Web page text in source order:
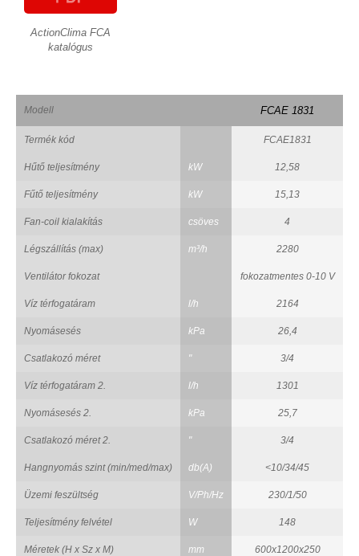
ActionClima FCA
katalógus
Modell FCAE 1831
Termék kód FCAE1831
Hűtő teljesítmény kW 12,58
Fűtő teljesítmény kW 15,13
Fan-coil kialakítás csöves 4
Légszállítás (max) m³/h 2280
Ventilátor fokozat fokozatmentes 0-10 V
Víz térfogatáram l/h 2164
Nyomásesés kPa 26,4
Csatlakozó méret " 3/4
Víz térfogatáram 2. l/h 1301
Nyomásesés 2. kPa 25,7
Csatlakozó méret 2. " 3/4
Hangnyomás szint (min/med/max) db(A) <10/34/45
Üzemi feszültség V/Ph/Hz 230/1/50
Teljesítmény felvétel W 148
Méretek (H x Sz x M) mm 600x1200x250